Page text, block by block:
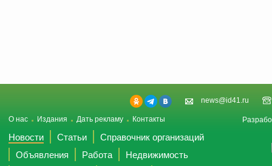
news@id41.ru
О нас Издания Дать рекламу Контакты
Новости Статьи
Справочник организаций
Объявления
Работа Недвижимость